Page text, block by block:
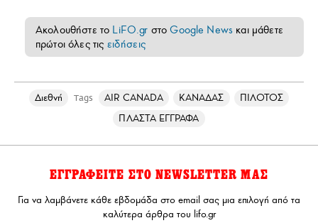
Ακολουθήστε το LiFO.gr στοGoogle News και μάθετε
πρώτοι όλες τις ειδήσεις
Διεθνή Tags AIR CANADA ΚΑΝΑΔΑΣ
ΠΙΛΟΤΟΣ
ΠΛΑΣΤΑ ΕΓΓΡΑΦΑ
ΕΓΓΡΑΦΕΙΤΕ ΣΤΟ NEWSLETTER ΜΑΣ
Για να λαμβάνετε κάθε εβδομάδα στο email σας μια επιλογή από τα
καλύτερα άρθρα του lifo.gr